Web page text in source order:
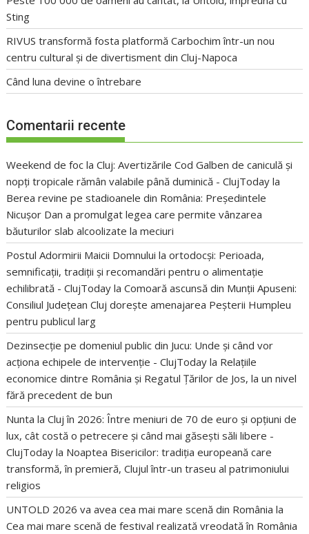
Sting
RIVUS transformă fosta platformă Carbochim într-un nou
centru cultural și de divertisment din Cluj-Napoca
Când luna devine o întrebare
Comentarii recente
Weekend de foc la Cluj: Avertizările Cod Galben de caniculă și
nopți tropicale rămân valabile până duminică - ClujToday la
Berea revine pe stadioanele din România: Președintele
Nicușor Dan a promulgat legea care permite vânzarea
băuturilor slab alcoolizate la meciuri
Postul Adormirii Maicii Domnului la ortodocși: Perioada,
semnificații, tradiții și recomandări pentru o alimentație
echilibrată - ClujToday laComoară ascunsă din Munții Apuseni:
Consiliul Județean Cluj dorește amenajarea Peșterii Humpleu
pentru publicul larg
Dezinsecție pe domeniul public din Jucu: Unde și când vor
acționa echipele de intervenție - ClujToday la Relațiile
economice dintre România și Regatul Țărilor de Jos, la un nivel
fără precedent de bun
Nunta la Cluj în 2026: Între meniuri de 70 de euro și opțiuni de
lux, cât costă o petrecere și când mai găsești săli libere -
ClujToday la Noaptea Bisericilor: tradiția europeană care
transformă, în premieră, Clujul într-un traseu al patrimoniului
religios
UNTOLD 2026 va avea cea mai mare scenă din România la
Cea mai mare scenă de festival realizată vreodată în România